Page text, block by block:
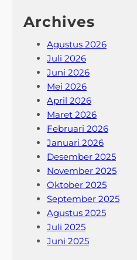
Archives
Agustus 2026
Juli 2026
Juni 2026
Mei 2026
April 2026
Maret 2026
Februari 2026
Januari 2026
Desember 2025
November 2025
Oktober 2025
September 2025
Agustus 2025
Juli 2025
Juni 2025